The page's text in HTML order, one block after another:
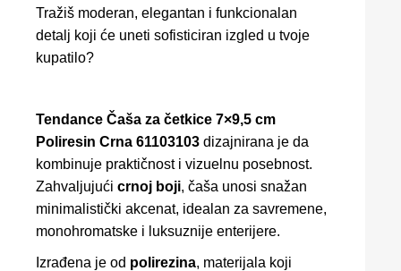
Tražiš moderan, elegantan i funkcionalan
detalj koji će uneti sofisticiran izgled u tvoje
kupatilo?
Tendance Čaša za četkice 7×9,5 cm
Poliresin Crna 61103103 dizajnirana je da
kombinuje praktičnost i vizuelnu posebnost.
Zahvaljujući crnoj boji, čaša unosi snažan
minimalistički akcenat, idealan za savremene,
monohromatske i luksuznije enterijere.
Izrađena je od polirezina, materijala koji